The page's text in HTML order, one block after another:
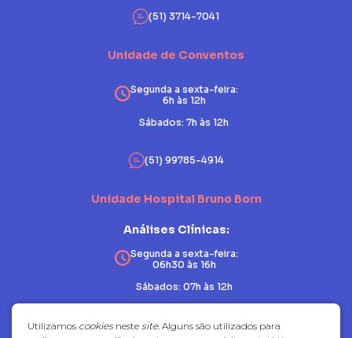
Utilizamos cookiesneste site. Alguns são utilizados para
(51) 3714-7041
Unidade de Conventos
Segunda a sexta-feira:
6h às 12h
Sábados: 7h às 12h
(51) 99785-4914
Unidade Hospital Bruno Born
Análises Clínicas:
Segunda a sexta-feira:
06h30 às 16h
Sábados: 07h às 12h
Patologia: